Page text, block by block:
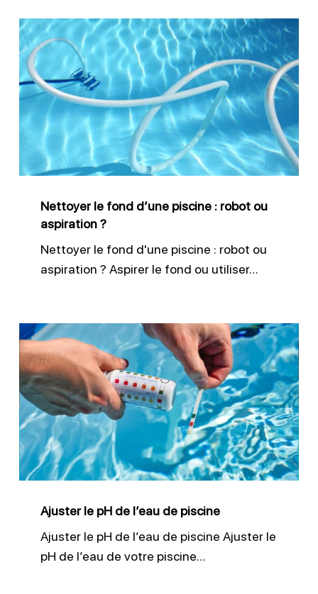
Nettoyer
le
fond
d’une
piscine
robot
aspiration
Nettoyer le fond d’une piscine : robot ou
aspiration ?
Nettoyer le fond d'une piscine : robot ou
aspiration ? Aspirer le fond ou utiliser…
Ajuster
le
pH
de
l’eau
de
piscine
Ajuster le pH de l’eau de piscine
Ajuster le pH de l’eau de piscine Ajuster le
pH de l’eau de votre piscine…